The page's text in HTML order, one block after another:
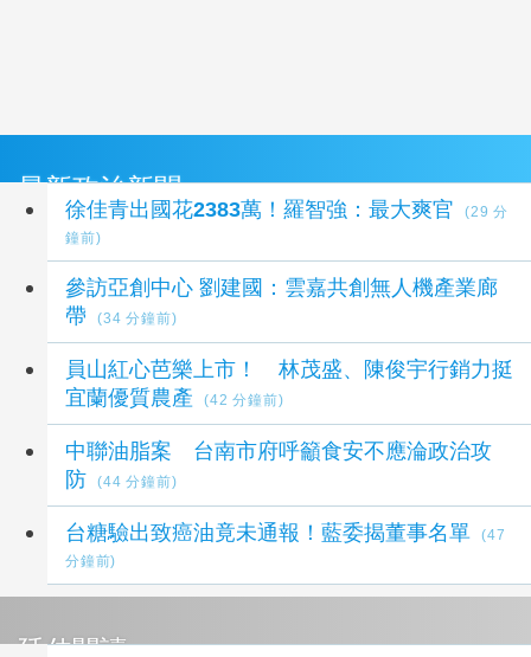
最新政治新聞
徐佳青出國花2383萬！羅智強：最大爽官
(29 分
鐘前)
參訪亞創中心 劉建國：雲嘉共創無人機產業廊
帶
(34 分鐘前)
員山紅心芭樂上市！ 林茂盛、陳俊宇行銷力挺
宜蘭優質農產
(42 分鐘前)
中聯油脂案 台南市府呼籲食安不應淪政治攻
防
(44 分鐘前)
台糖驗出致癌油竟未通報！藍委揭董事名單
(47
分鐘前)
延伸閱讀